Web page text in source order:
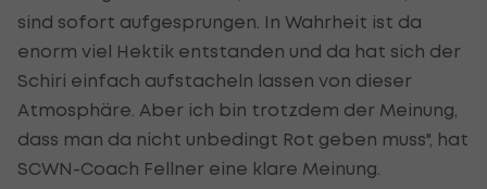
sind sofort aufgesprungen. In Wahrheit ist da
enorm viel Hektik entstanden und da hat sich der
Schiri einfach aufstacheln lassen von dieser
Atmosphäre. Aber ich bin trotzdem der Meinung,
dass man da nicht unbedingt Rot geben muss", hat
SCWN-Coach Fellner eine klare Meinung.